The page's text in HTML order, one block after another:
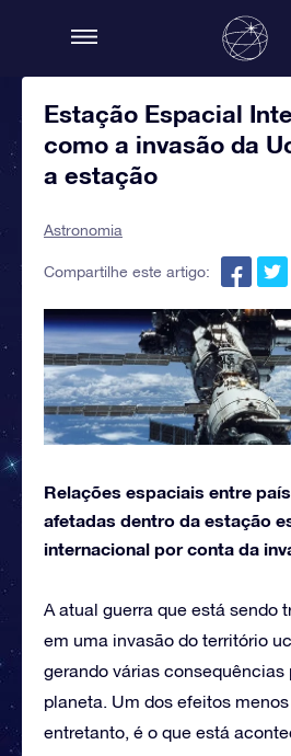
Estação Espacial
como a invasão da
a estação
Astronomia
Compartilhe este artigo:
Relações espaciais entre
afetadas dentro da estação
internacional por conta da
A atual guerra que está sendo
em uma invasão do território
gerando várias consequências
planeta. Um dos efeitos
entretanto, é o que está